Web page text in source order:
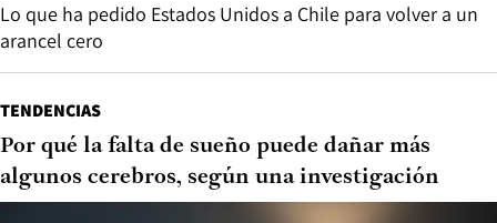
Lo que ha pedido Estados Unidos a Chile para volver a un
arancel cero
TENDENCIAS
Por qué la falta de sueño puede dañar más
algunos cerebros, según una investigación